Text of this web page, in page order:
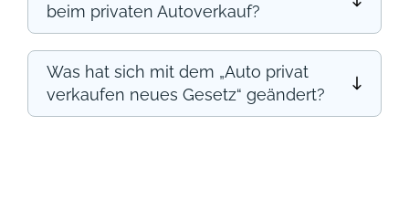
beim privaten Autoverkauf?
Was hat sich mit dem „Auto privat
verkaufen neues Gesetz“ geändert?